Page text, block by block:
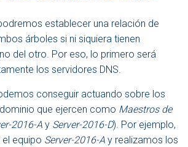
establecer una relación de
árboles si ni siquiera tienen
del otro. Por eso, lo primero será
los servidores DNS.
conseguir actuando sobre los
que ejercen como Maestros de
2016-A y Server-2016-D). Por ejemplo,
equipo Server-2016-A y realizamos los